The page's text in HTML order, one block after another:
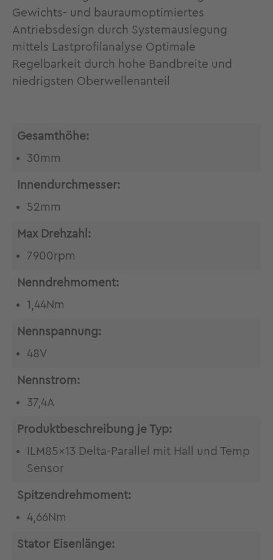
Gewichts- und bauraumoptimiertes
Antriebsdesign durch Systemauslegung
mittels Lastprofilanalyse Optimale
Regelbarkeit durch hohe Bandbreite und
niedrigsten Oberwellenanteil
Gesamthöhe:
30mm
Innendurchmesser:
52mm
Max Drehzahl:
7900rpm
Nenndrehmoment:
1,44Nm
Nennspannung:
48V
Nennstrom:
37,4A
Produktbeschreibung je Typ:
ILM85x13 Delta-Parallel mit Hall und Temp
Sensor
Spitzendrehmoment:
4,66Nm
Stator Eisenlänge: